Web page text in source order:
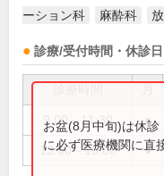
ーション科
麻酔科
診療/受付時間・休診日
9:00～11:30 ●
13:00～16:00 ●
お盆(8月中旬)は休
に必ず医療機関に直